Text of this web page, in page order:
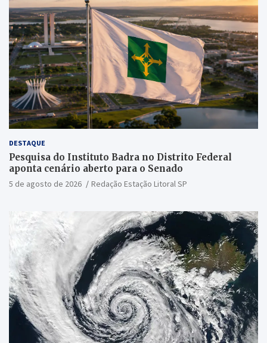
DESTAQUE
Pesquisa do Instituto Badra no Distrito Federal
aponta cenário aberto para o Senado
5 de agosto de 2026 Redação Estação Litoral SP